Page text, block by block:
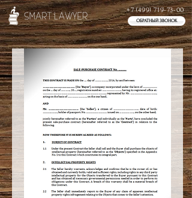
+7 (499) 719-73-00
ОБРАТНЫЙ ЗВОНОК